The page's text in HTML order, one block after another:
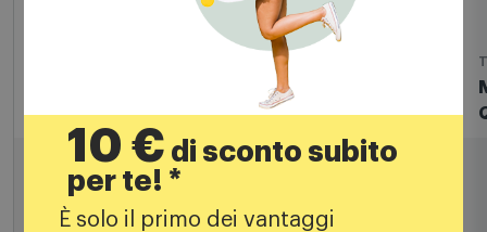
Microsoft Surface Pro Tastiera Con Tasto
Copilot Nero
134,99€
10 € di sconto subito
per te! *
È solo il primo dei vantaggi